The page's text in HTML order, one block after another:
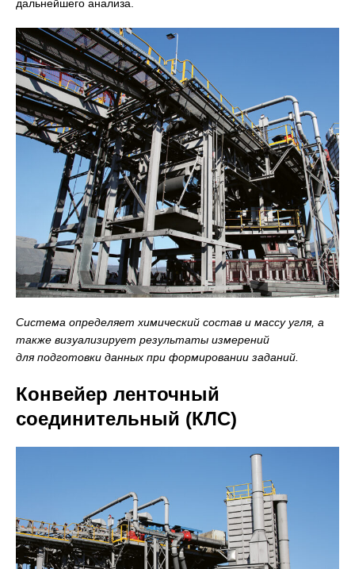
дальнейшего анализа.
Система определяет химический состав и массу угля, а
также визуализирует результаты измерений
для подготовки данных при формировании заданий.
Конвейер ленточный
соединительный (КЛС)